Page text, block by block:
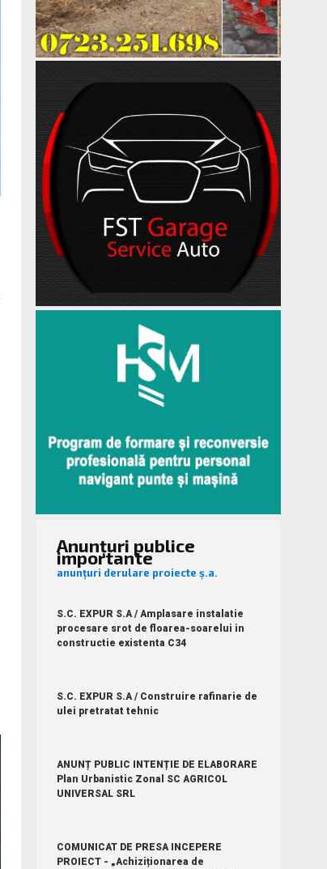
Anunțuri publice
importante
anunțuri derulare proiecte ș.a.
S.C. EXPUR S.A / Amplasare instalatie
procesare srot de floarea-soarelui in
constructie existenta C34
S.C. EXPUR S.A / Construire rafinarie de
ulei pretratat tehnic
ANUNȚ PUBLIC INTENȚIE DE ELABORARE
Plan Urbanistic Zonal SC AGRICOL
UNIVERSAL SRL
COMUNICAT DE PRESA INCEPERE
PROIECT - „Achiziționarea de